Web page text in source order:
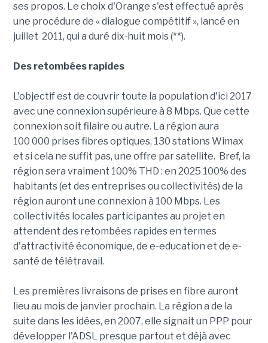
ses propos. Le choix d'Orange s'est effectué après
une procédure de « dialogue compétitif », lancé en
juillet 2011, qui a duré dix-huit mois (**).
Des retombées rapides
L'objectif est de couvrir toute la population d'ici 2017
avec une connexion supérieure à 8 Mbps. Que cette
connexion soit filaire ou autre. La région aura
100 000 prises fibres optiques, 130 stations Wimax
et si cela ne suffit pas, une offre par satellite. Bref, la
région sera vraiment 100% THD : en 2025 100% des
habitants (et des entreprises ou collectivités) de la
région auront une connexion à 100 Mbps. Les
collectivités locales participantes au projet en
attendent des retombées rapides en termes
d'attractivité économique, de e-education et de e-
santé de télétravail.
Les premières livraisons de prises en fibre auront
lieu au mois de janvier prochain. La région a de la
suite dans les idées, en 2007, elle signait un PPP pour
développer l'ADSL presque partout et déjà avec